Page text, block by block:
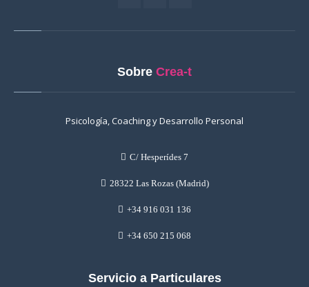
Sobre Crea-t
Psicología, Coaching y Desarrollo Personal
C/ Hesperídes 7
28322 Las Rozas (Madrid)
+34 916 031 136
+34 650 215 068
Servicio a Particulares